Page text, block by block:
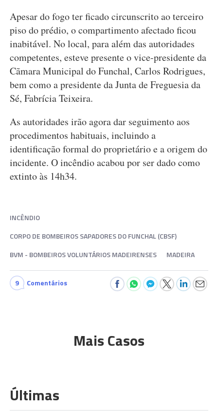
Apesar do fogo ter ficado circunscrito ao terceiro
piso do prédio, o compartimento afectado ficou
inabitável. No local, para além das autoridades
competentes, esteve presente o vice-presidente da
Cãmara Municipal do Funchal, Carlos Rodrigues,
bem como a presidente da Junta de Freguesia da
Sé, Fabrícia Teixeira.
As autoridades irão agora dar seguimento aos
procedimentos habituais, incluindo a
identificação formal do proprietário e a origem do
incidente. O incêndio acabou por ser dado como
extinto às 14h34.
INCÊNDIO
CORPO DE BOMBEIROS SAPADORES DO FUNCHAL (CBSF)
BVM - BOMBEIROS VOLUNTÁRIOS MADEIRENSES
MADEIRA
9 Comentários
Mais Casos
Últimas